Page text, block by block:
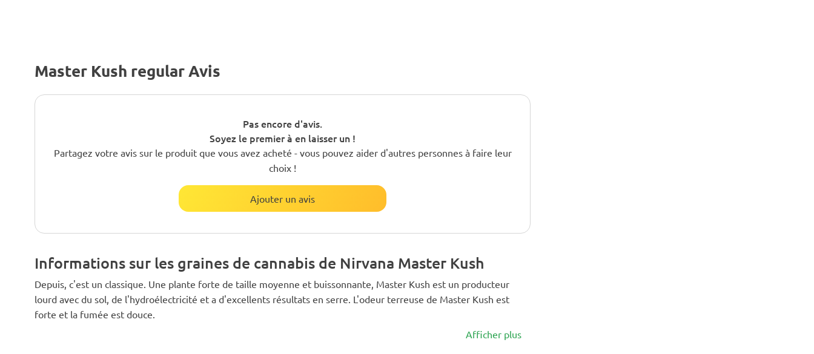
Master Kush regular Avis
Pas encore d'avis.
Soyez le premier à en laisser un !
Partagez votre avis sur le produit que vous avez acheté - vous pouvez aider d'autres personnes à faire leur
choix !
Ajouter un avis
Informations sur les graines de cannabis de Nirvana Master Kush
Depuis, c'est un classique. Une plante forte de taille moyenne et buissonnante, Master Kush est un producteur
lourd avec du sol, de l'hydroélectricité et a d'excellents résultats en serre. L'odeur terreuse de Master Kush est
forte et la fumée est douce.
Afficher plus